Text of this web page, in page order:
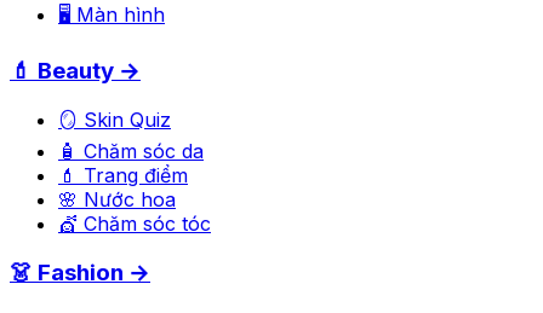
🖥️ Màn hình
💄 Beauty →
🪞 Skin Quiz
🧴 Chăm sóc da
💄 Trang điểm
🌸 Nước hoa
💇 Chăm sóc tóc
👗 Fashion →